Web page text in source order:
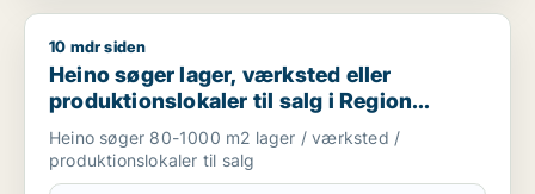
Heino søger lager, værksted eller produktionslokaler til salg
10 mdr siden
Heino søger lager, værksted eller
produktionslokaler til salg i Region
Sjælland
Heino søger 80-1000 m2 lager / værksted /
produktionslokaler til salg